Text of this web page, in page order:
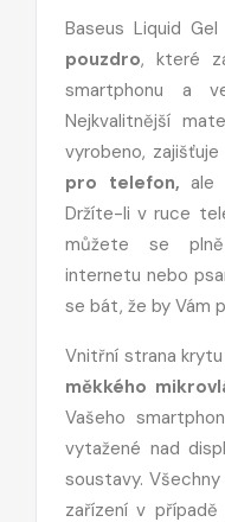
Baseus Liquid
pouzdro, které
smartphonu a
Nejkvalitnější
vyrobeno,
pro telefon, ale
Držíte-li v ruce
můžete se
internetu nebo
se bát, že by Vám
Vnitřní strana
měkkého
Vašeho
vytažené nad
soustavy.
zařízení v případě